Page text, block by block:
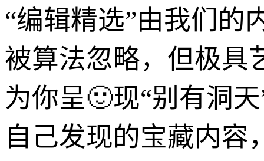
“编辑精选”由我们的
被算法忽略，但极具
为你呈🙂现“别有洞
自己发现的宝藏内容